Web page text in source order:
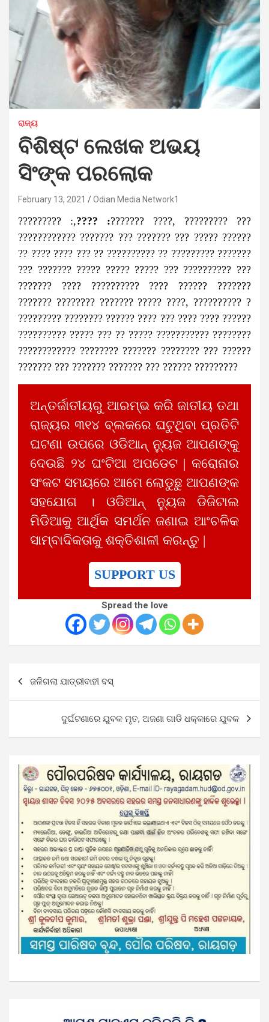
ରାଜ୍ୟ
ବିଶିଷ୍ଟ ଲେଖକ ଅଭୟ
ସିଂଙ୍କ ପରଲୋକ
February 13, 2021 Odian Media Network1
????????? :,???? :??????? ????, ????????? ???
???????????? ??????? ??? ??????? ??? ????? ??????
?? ???? ???? ??? ?? ?????????? ?? ????????? ???????
??? ??????? ????? ????? ????? ??? ?????????? ???
??????? ???? ?????????? ???? ?????? ???????
??????? ???????? ??????? ????? ????, ?????????? ?
????????? ???????? ?????? ???? ??? ???? ???? ??????
?????????? ????? ??? ?? ????? ??????????? ????????
???????????? ???????? ??????? ???????? ??? ??????
??????? ??? ??????? ??????? ??? ?????? ?????????
ଅନ୍ତର୍ଜାତୀୟରୁ ଆରମ୍ଭ କରି ଜାତୀୟ ତଥା
ରାଜ୍ୟର ୩୧୪ ବ୍ଲକରେ ଘଟୁଥିବା ପ୍ରତିଟି
ଘଟଣା ଉପରେ ଓଡିଆନ୍ ନ୍ୟୁଜ ଆପଣଙ୍କୁ
ଦେଉଛି ୨୪ ଘଂଟିଆ ଅପଡେଟ | କରୋନାର
ସଂକଟ ସମୟରେ ଆମେ ଲୋଡୁଛୁ ଆପଣଙ୍କ
ସହଯୋଗ । ଓଡିଆନ୍ ନ୍ୟୁଜ ଡିଜିଟାଲ
ମିଡିଆକୁ ଆର୍ଥିକ ସମର୍ଥନ ଜଣାଇ ଆଂଚଳିକ
ସାମ୍ବାଦିକତାକୁ ଶକ୍ତିଶାଳୀ କରନ୍ତୁ |
SUPPORT US
Spread the love
navigation
ଜଳିଗଲା ଯାତ୍ରୀବାହୀ ବସ୍‌
ଦୁର୍ଘଟଣାରେ ଯୁବକ ମୃତ, ଅଜଣା ଗାଡି ଧକ୍କାରେ ଯୁବକ